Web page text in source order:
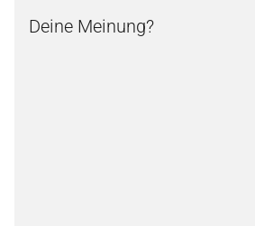
Deine Meinung?